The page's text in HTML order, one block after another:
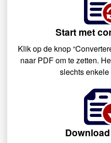
Start met
Klik op de knop
naar PDF om te zetten.
slechts